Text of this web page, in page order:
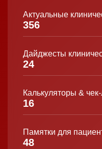
Актуальные
356
Дайджесты
24
Калькуляторы &
16
Памятки для
48